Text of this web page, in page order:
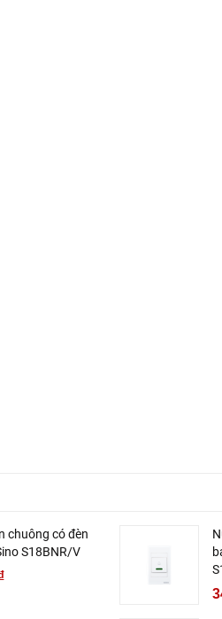
chuông có đèn
S18BNR/V